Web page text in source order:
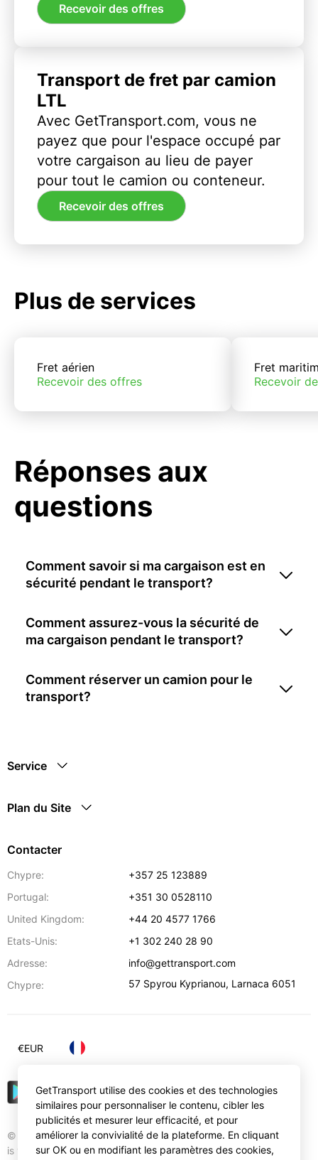
Recevoir des offres
Transport de fret par camion
LTL
Avec GetTransport.com, vous ne
payez que pour l'espace occupé par
votre cargaison au lieu de payer
pour tout le camion ou conteneur.
Recevoir des offres
Plus de services
Fret aérien
Recevoir des offres
Fret
Recevoir
Réponses aux
questions
Comment savoir si ma cargaison est en
sécurité pendant le transport?
Comment assurez-vous la sécurité de
ma cargaison pendant le transport?
Comment réserver un camion pour le
transport?
Service
Plan du Site
Contacter
Chypre:
+357 25 123889
Portugal:
+351 30 0528110
United Kingdom:
+44 20 4577 1766
Etats-Unis:
+1 302 240 28 90
Adresse:
info@gettransport.com
Chypre:
57 Spyrou Kyprianou, Larnaca 6051
© Gettransport International Limited. GetTransport®
is trademark of Gettransport International Limited.
€EUR
GetTransport utilise des cookies et des technologies
similaires pour personnaliser le contenu, cibler les
publicités et mesurer leur efficacité, et pour
améliorer la convivialité de la plateforme. En cliquant
sur OK ou en modifiant les paramètres des cookies,